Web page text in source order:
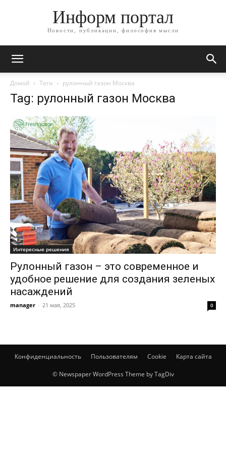
Информ портал
Новости, публикации, философия мысли
Домой Теги рулонный газон Москва
Tag: рулонный газон Москва
Интересные решения
Рулонный газон – это современное и
удобное решение для создания зеленых
насаждений
manager - 21 мая, 2025 0
Конфиденциальность Пользователям Cookie Карта сайта
© Newspaper WordPress Theme by TagDiv